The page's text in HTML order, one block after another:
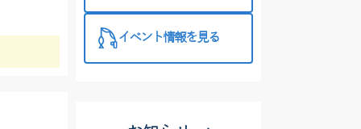
イベント情報を見る